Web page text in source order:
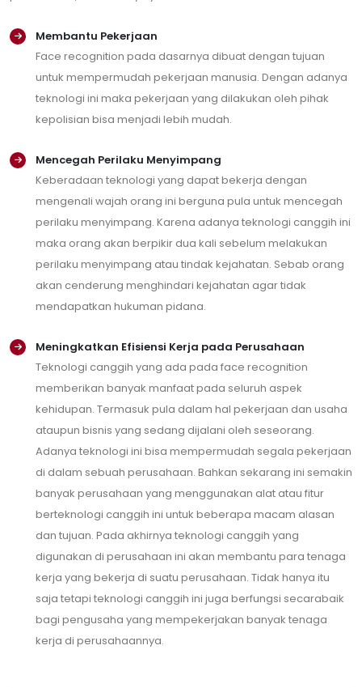
Membantu Pekerjaan
Face recognition pada dasarnya dibuat dengan tujuan
untuk mempermudah pekerjaan manusia. Dengan adanya
teknologi ini maka pekerjaan yang dilakukan oleh pihak
kepolisian bisa menjadi lebih mudah.
Mencegah Perilaku Menyimpang
Keberadaan teknologi yang dapat bekerja dengan
mengenali wajah orang ini berguna pula untuk mencegah
perilaku menyimpang. Karena adanya teknologi canggih ini
maka orang akan berpikir dua kali sebelum melakukan
perilaku menyimpang atau tindak kejahatan. Sebab orang
akan cenderung menghindari kejahatan agar tidak
mendapatkan hukuman pidana.
Meningkatkan Efisiensi Kerja pada Perusahaan
Teknologi canggih yang ada pada face recognition
memberikan banyak manfaat pada seluruh aspek
kehidupan. Termasuk pula dalam hal pekerjaan dan usaha
ataupun bisnis yang sedang dijalani oleh seseorang.
Adanya teknologi ini bisa mempermudah segala pekerjaan
di dalam sebuah perusahaan. Bahkan sekarang ini semakin
banyak perusahaan yang menggunakan alat atau fitur
berteknologi canggih ini untuk beberapa macam alasan
dan tujuan. Pada akhirnya teknologi canggih yang
digunakan di perusahaan ini akan membantu para tenaga
kerja yang bekerja di suatu perusahaan. Tidak hanya itu
saja tetapi teknologi canggih ini juga berfungsi secarabaik
bagi pengusaha yang mempekerjakan banyak tenaga
kerja di perusahaannya.